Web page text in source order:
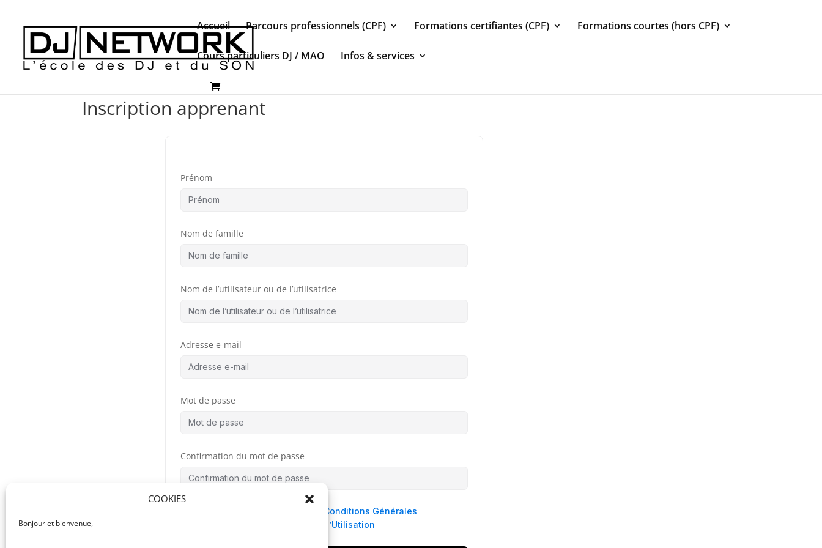
COOKIES
Bonjour et bienvenue,
Accueil Parcours professionnels (CPF) Formations certifiantes (CPF) Formations courtes (hors CPF)
Cours particuliers DJ / MAO Infos & services
Inscription apprenant
Prénom
Nom de famille
Nom de l’utilisateur ou de l’utilisatrice
Adresse e-mail
Mot de passe
Confirmation du mot de passe
Conditions Générales
d’Utilisation